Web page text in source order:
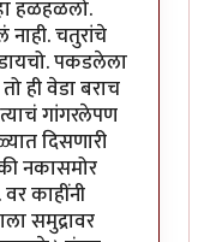
हळहळलो.
चतुरांचे
पकडलेला
ही वेडा बराच
गांगरलेपण
दिसणारी
नकासमोर
काहींनी
समुद्रावर